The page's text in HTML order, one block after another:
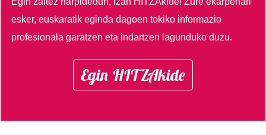
esker, euskaratik eginda dagoen tokiko informazio
profesionala garatzen eta indartzen lagunduko duzu.
Egin HITZAkide